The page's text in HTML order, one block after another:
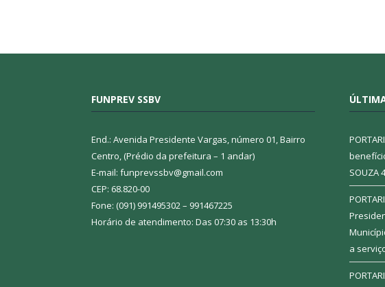
FUNPREV SSBV
End.: Avenida Presidente Vargas, número 01, Bairro
Centro, (Prédio da prefeitura – 1 andar)
E-mail: funprevssbv@gmail.com
CEP: 68.820-00
Fone: (091) 991495302 – 991467225
Horário de atendimento: Das 07:30 as 13:30h
SOUZA
a